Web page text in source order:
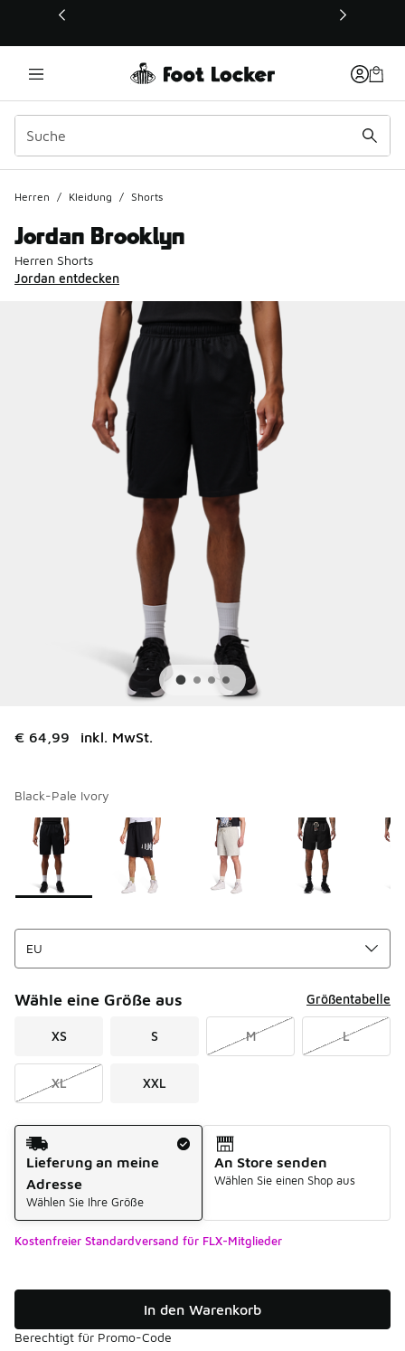
Dieser Link öffnet sich in einem neuen Fenster
Herren / Kleidung / Shorts
Jordan Brooklyn
Herren Shorts
Jordan entdecken
€ 64,99 inkl. MwSt.
Black-Pale Ivory
Seite 1 von 1 zeigt die Farben 1 bis 7 von 7 an.
Bitte wählen Sie einen Stil aus*
Wähle eine Größe aus Größentabelle
XS S M L
XL XXL
Versandart
Lieferung an meine
Adresse
Wählen Sie Ihre Größe
An Store senden
Wählen Sie einen Shop aus
Kostenfreier Standardversand für FLX-Mitglieder
In den Warenkorb
Berechtigt für Promo-Code